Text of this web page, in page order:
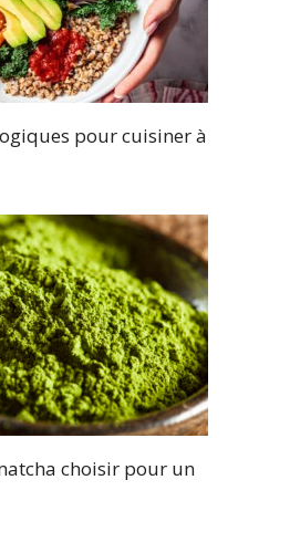
pour cuisiner à
choisir pour un